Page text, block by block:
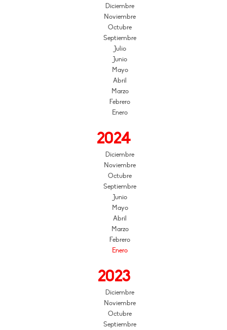
Diciembre
Noviembre
Octubre
Septiembre
Julio
Junio
Mayo
Abril
Marzo
Febrero
Enero
2024
Diciembre
Noviembre
Octubre
Septiembre
Junio
Mayo
Abril
Marzo
Febrero
Enero
2023
Diciembre
Noviembre
Octubre
Septiembre